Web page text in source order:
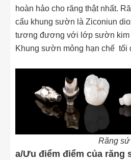
hoàn hảo cho răng thật nhất.
cấu khung sườn là Ziconiun
tương đương với lớp sườn kim
Khung sườn mỏng hạn chế tối
Răng sứ
a/Ưu điểm điểm của răng